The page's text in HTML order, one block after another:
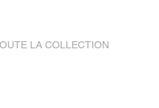
LA COLLECTION